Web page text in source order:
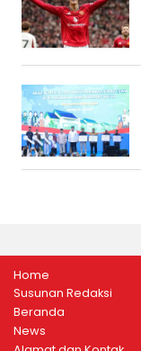
Home
Susunan Redaksi
Beranda
News